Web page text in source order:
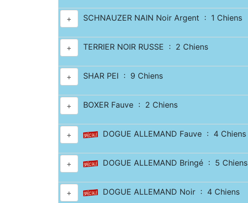
+ SCHNAUZER NAIN Noir Argent : 1 Chiens
+ TERRIER NOIR RUSSE : 2 Chiens
+ SHAR PEI : 9 Chiens
+ BOXER Fauve : 2 Chiens
+ DOGUE ALLEMAND Fauve : 4 Chiens
+ DOGUE ALLEMAND Bringé : 5 Chiens
+ DOGUE ALLEMAND Noir : 4 Chiens